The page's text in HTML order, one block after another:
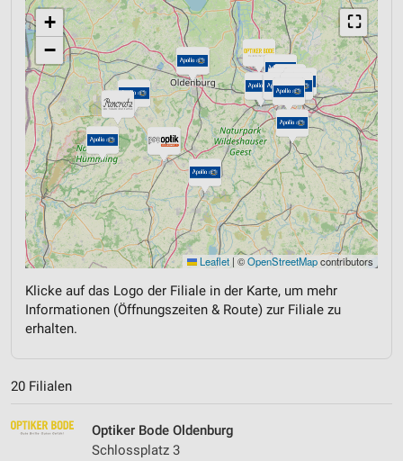
⛶
+
−
Leaflet | ©OpenStreetMapcontributors
Klicke auf das Logo der Filiale in der Karte, um mehr
Informationen (Öffnungszeiten & Route) zur Filiale zu
erhalten.
20 Filialen
Optiker Bode Oldenburg
Schlossplatz 3